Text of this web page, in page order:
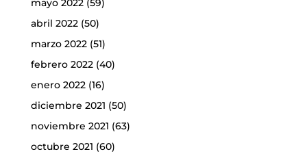
mayo 2022(59)
abril 2022(50)
marzo 2022(51)
febrero 2022(40)
enero 2022(16)
diciembre 2021 (50)
noviembre 2021 (63)
octubre 2021 (60)